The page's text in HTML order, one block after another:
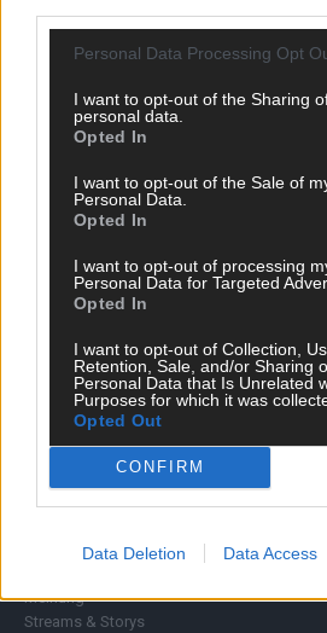
Personal Data Processing Opt
I want to opt-out of the Sharing
personal data.
Opted In
I want to opt-out of the Sale of
Personal Data.
Opted In
I want to opt-out of processing
Personal Data for Targeted
Opted In
I want to opt-out of Collection,
Retention, Sale, and/or Sharing
Personal Data that Is Unrelated
Purposes for which it was
Opted Out
CONFIRM
Data Deletion Data Access
DIREKT ZUM THEMA
News
Brainpower
Meinung
Streams & Storys